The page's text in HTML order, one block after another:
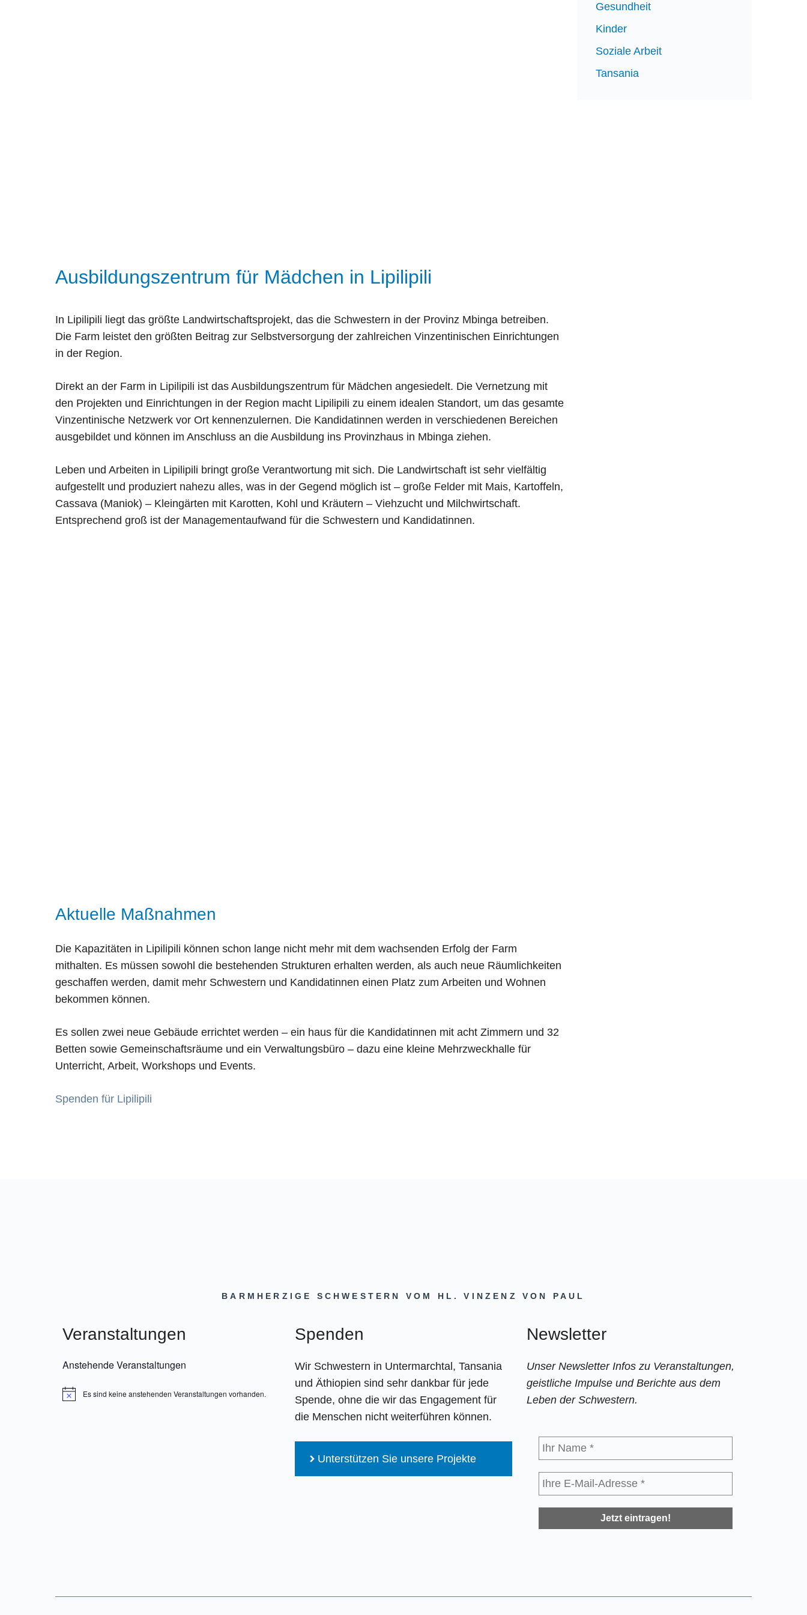
Ausbildungszentrum für Mädchen in Lipilipili
In Lipilipili liegt das größte Landwirtschaftsprojekt, das die Schwestern in der Provinz Mbinga betreiben.
Die Farm leistet den größten Beitrag zur Selbstversorgung der zahlreichen Vinzentinischen Einrichtungen
in der Region.
Direkt an der Farm in Lipilipili ist das Ausbildungszentrum für Mädchen angesiedelt. Die Vernetzung mit
den Projekten und Einrichtungen in der Region macht Lipilipili zu einem idealen Standort, um das gesamte
Vinzentinische Netzwerk vor Ort kennenzulernen. Die Kandidatinnen werden in verschiedenen Bereichen
ausgebildet und können im Anschluss an die Ausbildung ins Provinzhaus in Mbinga ziehen.
Leben und Arbeiten in Lipilipili bringt große Verantwortung mit sich. Die Landwirtschaft ist sehr vielfältig
aufgestellt und produziert nahezu alles, was in der Gegend möglich ist – große Felder mit Mais, Kartoffeln,
Cassava (Maniok) – Kleingärten mit Karotten, Kohl und Kräutern – Viehzucht und Milchwirtschaft.
Entsprechend groß ist der Managementaufwand für die Schwestern und Kandidatinnen.
Aktuelle Maßnahmen
Die Kapazitäten in Lipilipili können schon lange nicht mehr mit dem wachsenden Erfolg der Farm
mithalten. Es müssen sowohl die bestehenden Strukturen erhalten werden, als auch neue Räumlichkeiten
geschaffen werden, damit mehr Schwestern und Kandidatinnen einen Platz zum Arbeiten und Wohnen
bekommen können.
Es sollen zwei neue Gebäude errichtet werden – ein haus für die Kandidatinnen mit acht Zimmern und 32
Betten sowie Gemeinschaftsräume und ein Verwaltungsbüro – dazu eine kleine Mehrzweckhalle für
Unterricht, Arbeit, Workshops und Events.
Spenden für Lipilipili
Gesundheit
Kinder
Soziale Arbeit
Tansania
BARMHERZIGE SCHWESTERN VOM HL. VINZENZ VON PAUL
Veranstaltungen
Anstehende Veranstaltungen
HinweisEs sind keine anstehenden Veranstaltungen vorhanden.
Spenden
Wir Schwestern in Untermarchtal, Tansania
und Äthiopien sind sehr dankbar für jede
Spende, ohne die wir das Engagement für
die Menschen nicht weiterführen können.
Unterstützen Sie unsere Projekte
Newsletter
Unser Newsletter Infos zu Veranstaltungen,
geistliche Impulse und Berichte aus dem
Leben der Schwestern.